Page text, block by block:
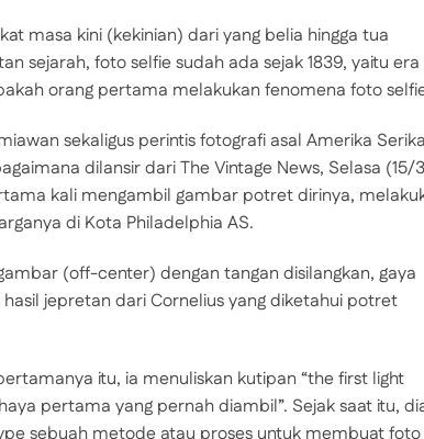
masa kini (kekinian) dari yang belia hingga tua
sejarah, foto selfie sudah ada sejak 1839, yaitu era
orang pertama melakukan fenomena foto
sekaligus perintis fotografi asal Amerika
dilansir dari The Vintage News, Selasa (15/
kali mengambil gambar potret dirinya,
di Kota Philadelphia AS.
(off-center) dengan tangan disilangkan, gaya
jepretan dari Cornelius yang diketahui potret
itu, ia menuliskan kutipan “the first light
pertama yang pernah diambil”. Sejak saat itu,
sebuah metode atau proses untuk membuat foto